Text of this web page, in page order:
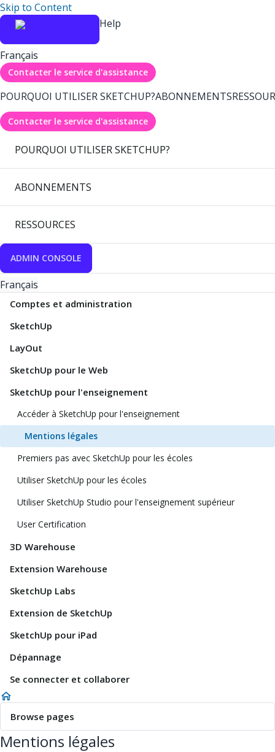
Skip to Content
Help
Français
Contacter le service d'assistance
POURQUOI UTILISER SKETCHUP?ABONNEMENTS
Contacter le service d'assistance
POURQUOI UTILISER SKETCHUP?
ABONNEMENTS
RESSOURCES
ADMIN CONSOLE
Français
Comptes et administration
SketchUp
LayOut
SketchUp pour le Web
SketchUp pour l'enseignement
Accéder à SketchUp pour l'enseignement
Mentions légales
Premiers pas avec SketchUp pour les écoles
Utiliser SketchUp pour les écoles
Utiliser SketchUp Studio pour l'enseignement supérieur
User Certification
3D Warehouse
Extension Warehouse
SketchUp Labs
Extension de SketchUp
SketchUp pour iPad
Dépannage
Se connecter et collaborer
Browse pages
Mentions légales